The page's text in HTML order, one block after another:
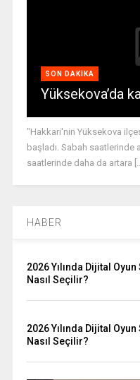
SON DAKIKA
Yüksekova’da
"Hakkari'nin Yüksekova
başladı. Sabah saatlerinde
saatlerinde daha da artara
HABER
2026 Yılında Dijital
Nasıl Seçilir?
2026 Yılında Dijital
Nasıl Seçilir?